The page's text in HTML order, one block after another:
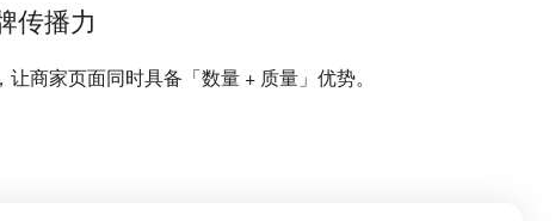
传播力
商家页面同时具备「数量 + 质量」优势。